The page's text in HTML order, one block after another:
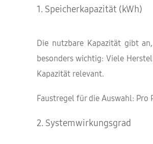
1. Speicherkapazität (kWh)
Die nutzbare Kapazität gibt
besonders wichtig: Viele
Kapazität relevant.
Faustregel für die Auswahl: Pro
2. Systemwirkungsgrad